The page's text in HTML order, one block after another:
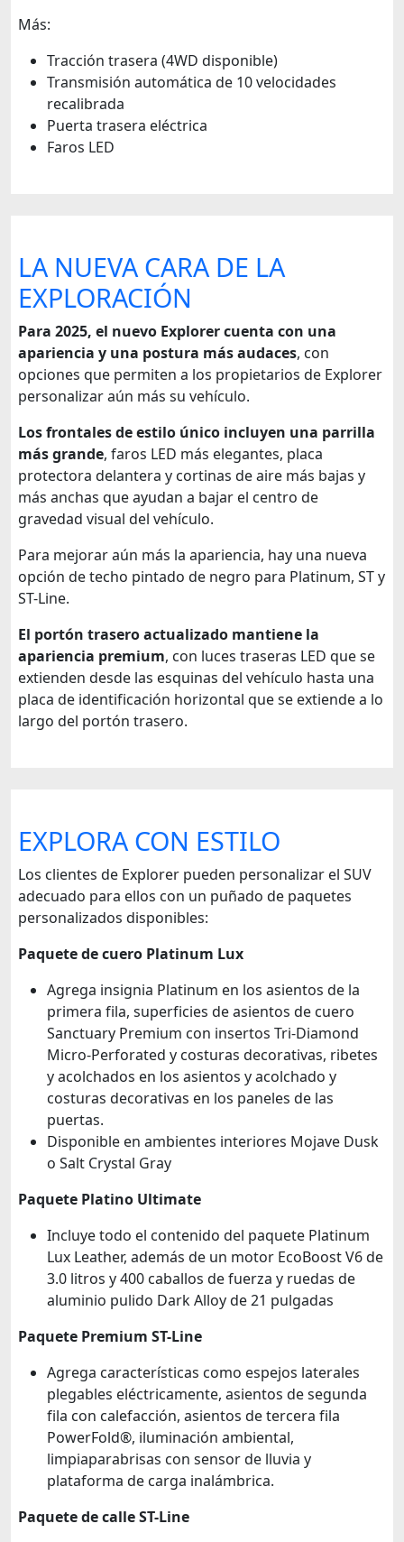
Más:
Tracción trasera (4WD disponible)
Transmisión automática de 10 velocidades
recalibrada
Puerta trasera eléctrica
Faros LED
LA NUEVA CARA DE LA
EXPLORACIÓN
Para 2025, el nuevo Explorer cuenta con una
apariencia y una postura más audaces, con
opciones que permiten a los propietarios de Explorer
personalizar aún más su vehículo.
Los frontales de estilo único incluyen una parrilla
más grande, faros LED más elegantes, placa
protectora delantera y cortinas de aire más bajas y
más anchas que ayudan a bajar el centro de
gravedad visual del vehículo.
Para mejorar aún más la apariencia, hay una nueva
opción de techo pintado de negro para Platinum, ST y
ST-Line.
El portón trasero actualizado mantiene la
apariencia premium, con luces traseras LED que se
extienden desde las esquinas del vehículo hasta una
placa de identificación horizontal que se extiende a lo
largo del portón trasero.
EXPLORA CON ESTILO
Los clientes de Explorer pueden personalizar el SUV
adecuado para ellos con un puñado de paquetes
personalizados disponibles:
Paquete de cuero Platinum Lux
Agrega insignia Platinum en los asientos de la
primera fila, superficies de asientos de cuero
Sanctuary Premium con insertos Tri-Diamond
Micro-Perforated y costuras decorativas, ribetes
y acolchados en los asientos y acolchado y
costuras decorativas en los paneles de las
puertas.
Disponible en ambientes interiores Mojave Dusk
o Salt Crystal Gray
Paquete Platino Ultimate
Incluye todo el contenido del paquete Platinum
Lux Leather, además de un motor EcoBoost V6 de
3.0 litros y 400 caballos de fuerza y ​​ruedas de
aluminio pulido Dark Alloy de 21 pulgadas
Paquete Premium ST-Line
Agrega características como espejos laterales
plegables eléctricamente, asientos de segunda
fila con calefacción, asientos de tercera fila
PowerFold®, iluminación ambiental,
limpiaparabrisas con sensor de lluvia y
plataforma de carga inalámbrica.
Paquete de calle ST-Line